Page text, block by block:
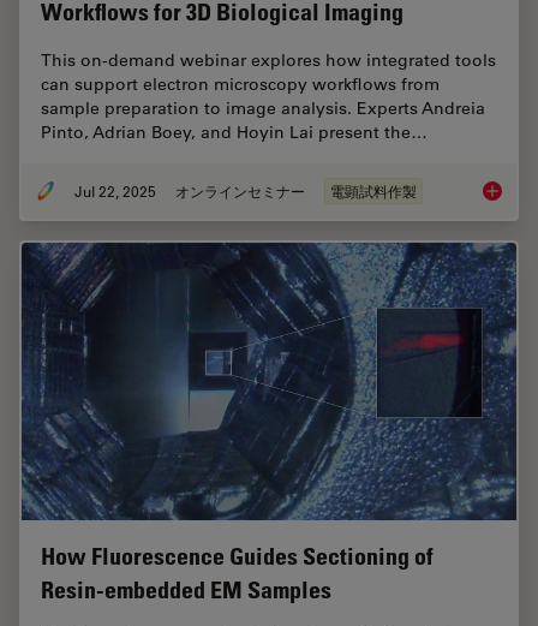
Workflows for 3D Biological Imaging
This on-demand webinar explores how integrated tools
can support electron microscopy workflows from
sample preparation to image analysis. Experts Andreia
Pinto, Adrian Boey, and Hoyin Lai present the…
Jul 22, 2025 オンラインセミナー 電顕試料作製
How Fluorescence Guides Sectioning of
Resin-embedded EM Samples